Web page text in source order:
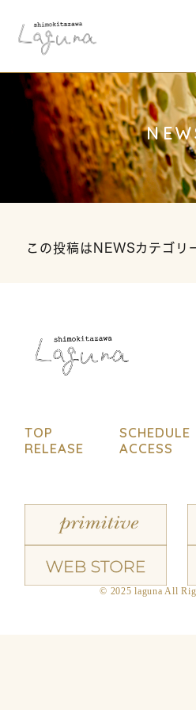
この投稿はNEWSカテゴリ
TOP SCHEDULE
RELEASE
ACCESS
© 2025 laguna All